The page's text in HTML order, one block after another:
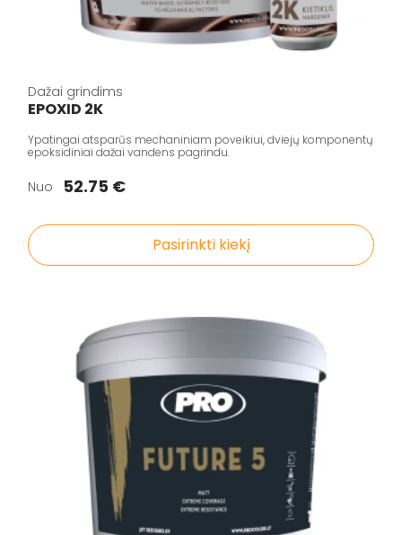
Dažai grindims
EPOXID 2K
Ypatingai atsparūs mechaniniam poveikiui, dviejų komponentų
epoksidiniai dažai vandens pagrindu.
Nuo 52.75 €
Pasirinkti kiekį